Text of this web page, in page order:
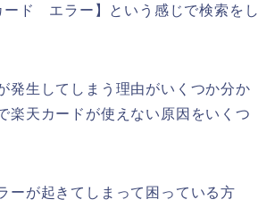
ド エラー】という感じで検索をし
発生してしまう理由がいくつか分か
楽天カードが使えない原因をいくつ
ーが起きてしまって困っている方